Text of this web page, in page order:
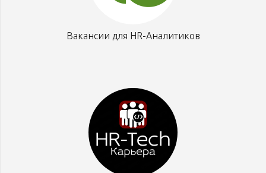
Вакансии для HR-Аналитиков